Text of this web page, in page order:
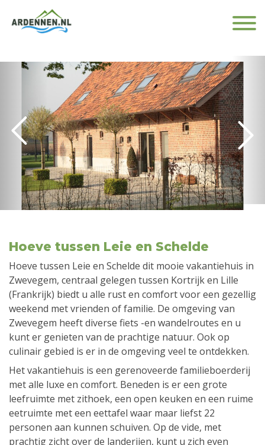
Hoeve tussen Leie en Schelde
Hoeve tussen Leie en Schelde dit mooie vakantiehuis in
Zwevegem, centraal gelegen tussen Kortrijk en Lille
(Frankrijk) biedt u alle rust en comfort voor een gezellig
weekend met vrienden of familie. De omgeving van
Zwevegem heeft diverse fiets -en wandelroutes en u
kunt er genieten van de prachtige natuur. Ook op
culinair gebied is er in de omgeving veel te ontdekken.
Het vakantiehuis is een gerenoveerde familieboerderij
met alle luxe en comfort. Beneden is er een grote
leefruimte met zithoek, een open keuken en een ruime
eetruimte met een eettafel waar maar liefst 22
personen aan kunnen schuiven. Op de vide, met
prachtig zicht over de landerijen, kunt u zich even